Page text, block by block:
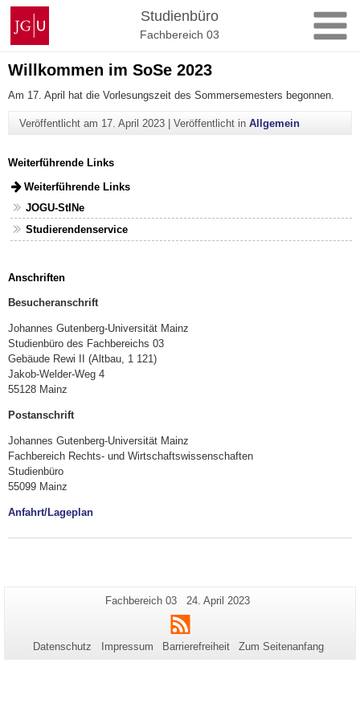
Zum
Inhalt
springen
Johannes
Gutenberg-
Universität
Mainz
Studienbüro
Fachbereich 03
Willkommen im SoSe 2023
Am 17. April hat die Vorlesungszeit des Sommersemesters begonnen.
Veröffentlicht am 17. April 2023| Veröffentlicht in Allgemein
Weiterführende Links
Weiterführende Links
JOGU-StINe
Studierendenservice
Anschriften
Besucheranschrift
Johannes Gutenberg-Universität Mainz
Studienbüro des Fachbereichs 03
Gebäude Rewi II (Altbau, 1 121)
Jakob-Welder-Weg 4
55128 Mainz
Postanschrift
Johannes Gutenberg-Universität Mainz
Fachbereich Rechts- und Wirtschaftswissenschaften
Studienbüro
55099 Mainz
Anfahrt/Lageplan
Zusätzliche
Informationen
zu
dieser
Seiten-
Fachbereich 03
Letzte
Aktualisierung:
24. April 2023
RSS
Datenschutz Impressum Barrierefreiheit Zum Seitenanfang